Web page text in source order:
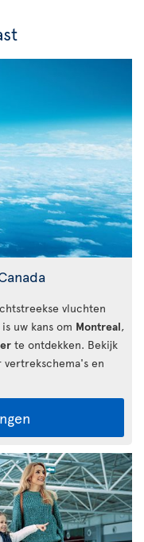
vluchten
uw kans om Montreal,
te ontdekken. Bekijk
en